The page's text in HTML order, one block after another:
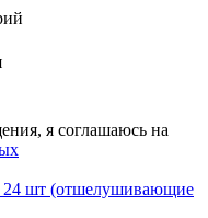
я соглашаюсь на